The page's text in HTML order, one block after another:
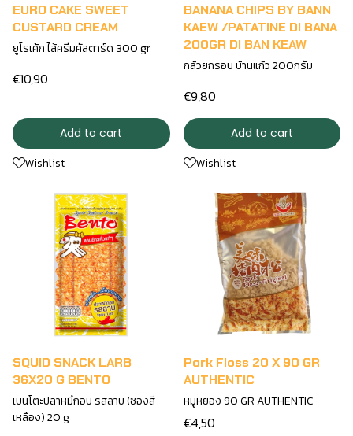
EURO CAKE SWEET
CUSTARD CREAM
ยูโรเค้ก ไส้ครีมคัสตาร์ด 300 gr
€10,90
Add to cart
Wishlist
BANANA CHIPS BY BANN
KAEW /PATATINE DI BANA
200GR DI BAN KEAW
กล้วยกรอบ บ้านแก้ว 200กรัม
€9,80
Add to cart
Wishlist
SQUID SNACK LARB
36X20 G BENTO
เบนโตะปลาหมึกอบ รสลาบ (ซองสี
เหลือง) 20 g
Pork Floss 20 X 90 GR
AUTHENTIC
หมูหยอง 90 GR AUTHENTIC
€4,50